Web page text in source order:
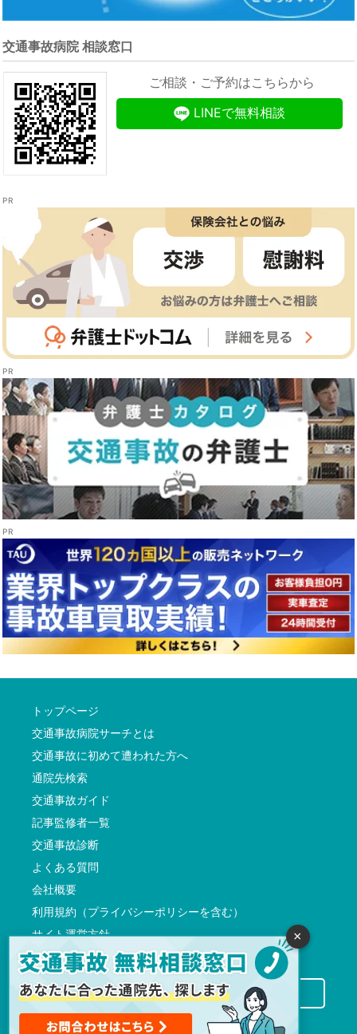
交通事故病院 相談窓口
ご相談・ご予約はこちらから
LINEで無料相談
トップページ
交通事故病院サーチとは
交通事故に初めて遭われた方へ
通院先検索
交通事故ガイド
記事監修者一覧
交通事故診断
よくある質問
会社概要
利用規約（プライバシーポリシーを含む）
サイト運営方針
反社会的勢力に対する基本方針
交通事故病院サーチに掲載希望の先生方へ
×